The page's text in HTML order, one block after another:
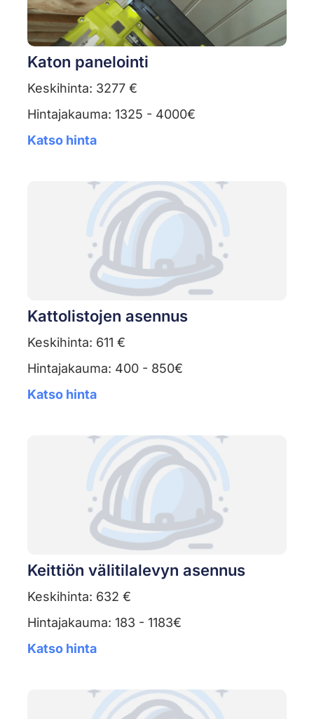
Katon panelointi
Keskihinta: 3277 €
Hintajakauma: 1325 - 4000€
Katso hinta
Kattolistojen asennus
Keskihinta: 611 €
Hintajakauma: 400 - 850€
Katso hinta
Keittiön välitilalevyn asennus
Keskihinta: 632 €
Hintajakauma: 183 - 1183€
Katso hinta